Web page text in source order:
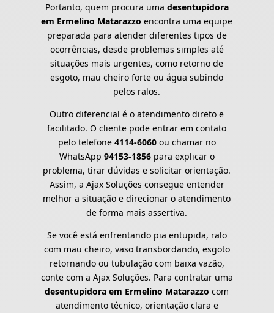
Portanto, quem procura uma desentupidora
em Ermelino Matarazzo encontra uma equipe
preparada para atender diferentes tipos de
ocorrências, desde problemas simples até
situações mais urgentes, como retorno de
esgoto, mau cheiro forte ou água subindo
pelos ralos.
Outro diferencial é o atendimento direto e
facilitado. O cliente pode entrar em contato
pelo telefone 4114-6060ou chamar no
WhatsApp 94153-1856para explicar o
problema, tirar dúvidas e solicitar orientação.
Assim, a Ajax Soluções consegue entender
melhor a situação e direcionar o atendimento
de forma mais assertiva.
Se você está enfrentando pia entupida, ralo
com mau cheiro, vaso transbordando, esgoto
retornando ou tubulação com baixa vazão,
conte com a Ajax Soluções. Para contratar uma
desentupidora em Ermelino Matarazzo com
atendimento técnico, orientação clara e